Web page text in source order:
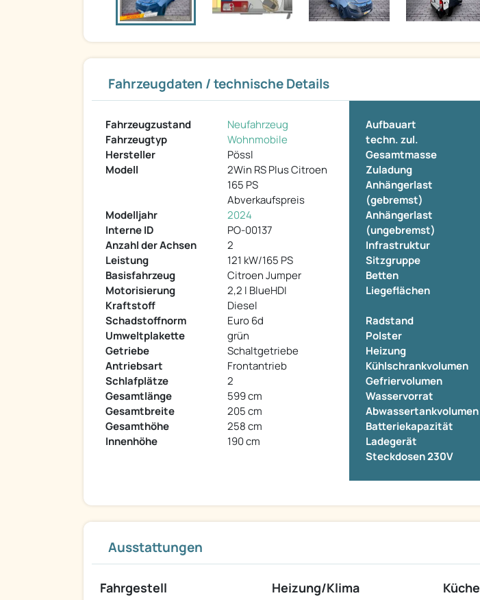
Fahrzeugdaten / technische Details
Fahrzeugzustand
Neufahrzeug
Fahrzeugtyp
Wohnmobile
Hersteller
Pössl
Modell
2Win RS Plus Citroen
165 PS
Abverkaufspreis
Modelljahr
2024
Interne ID
PO-00137
Anzahl der Achsen
2
Leistung
121 kW/165 PS
Basisfahrzeug
Citroen Jumper
Motorisierung
2,2 l BlueHDI
Kraftstoff
Diesel
Schadstoffnorm
Euro 6d
Umweltplakette
grün
Getriebe
Schaltgetriebe
Antriebsart
Frontantrieb
Schlafplätze
2
Gesamtlänge
599 cm
Gesamtbreite
205 cm
Gesamthöhe
258 cm
Innenhöhe
190 cm
Aufbauart
techn. zul.
Gesamtmasse
Zuladung
Anhängerlast
(gebremst)
Anhängerlast
(ungebremst)
Infrastruktur
Sitzgruppe
Betten
Liegeflächen
Radstand
Polster
Heizung
Kühlschrankvolumen
Gefriervolumen
Wasservorrat
Abwassertankvolumen
Batteriekapazität
Ladegerät
Steckdosen 230V
Ausstattungen
Fahrgestell Heizung/Klima Küche